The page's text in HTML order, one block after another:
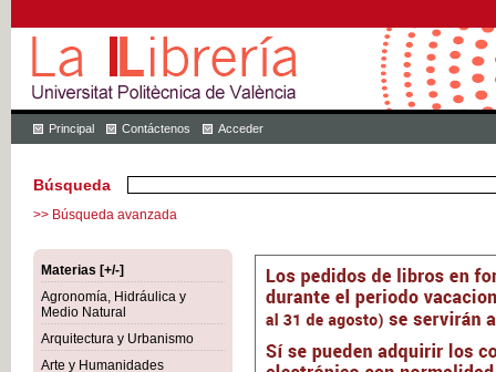
Principal Contáctenos Acceder
Búsqueda
>> Búsqueda avanzada
Materias [+/-]
Agronomía, Hidráulica y
Medio Natural
Arquitectura y Urbanismo
Arte y Humanidades